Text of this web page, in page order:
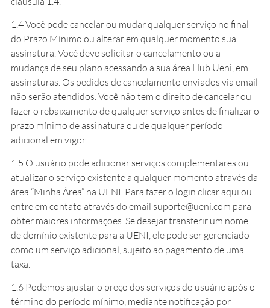
1.4 Você pode cancelar ou mudar qualquer serviço no final
do Prazo Mínimo ou alterar em qualquer momento sua
assinatura. Você deve solicitar o cancelamento ou a
mudança de seu plano acessando a sua área Hub Ueni, em
assinaturas. Os pedidos de cancelamento enviados via email
não serão atendidos. Você não tem o direito de cancelar ou
fazer o rebaixamento de qualquer serviço antes de finalizar o
prazo mínimo de assinatura ou de qualquer período
adicional em vigor.
1.5 O usuário pode adicionar serviços complementares ou
atualizar o serviço existente a qualquer momento através da
área “Minha Área” na UENI. Para fazer o login clicar aqui ou
entre em contato através do email suporte@ueni.com para
obter maiores informações. Se desejar transferir um nome
de domínio existente para a UENI, ele pode ser gerenciado
como um serviço adicional, sujeito ao pagamento de uma
taxa.
1.6 Podemos ajustar o preço dos serviços do usuário após o
término do período mínimo, mediante notificação por